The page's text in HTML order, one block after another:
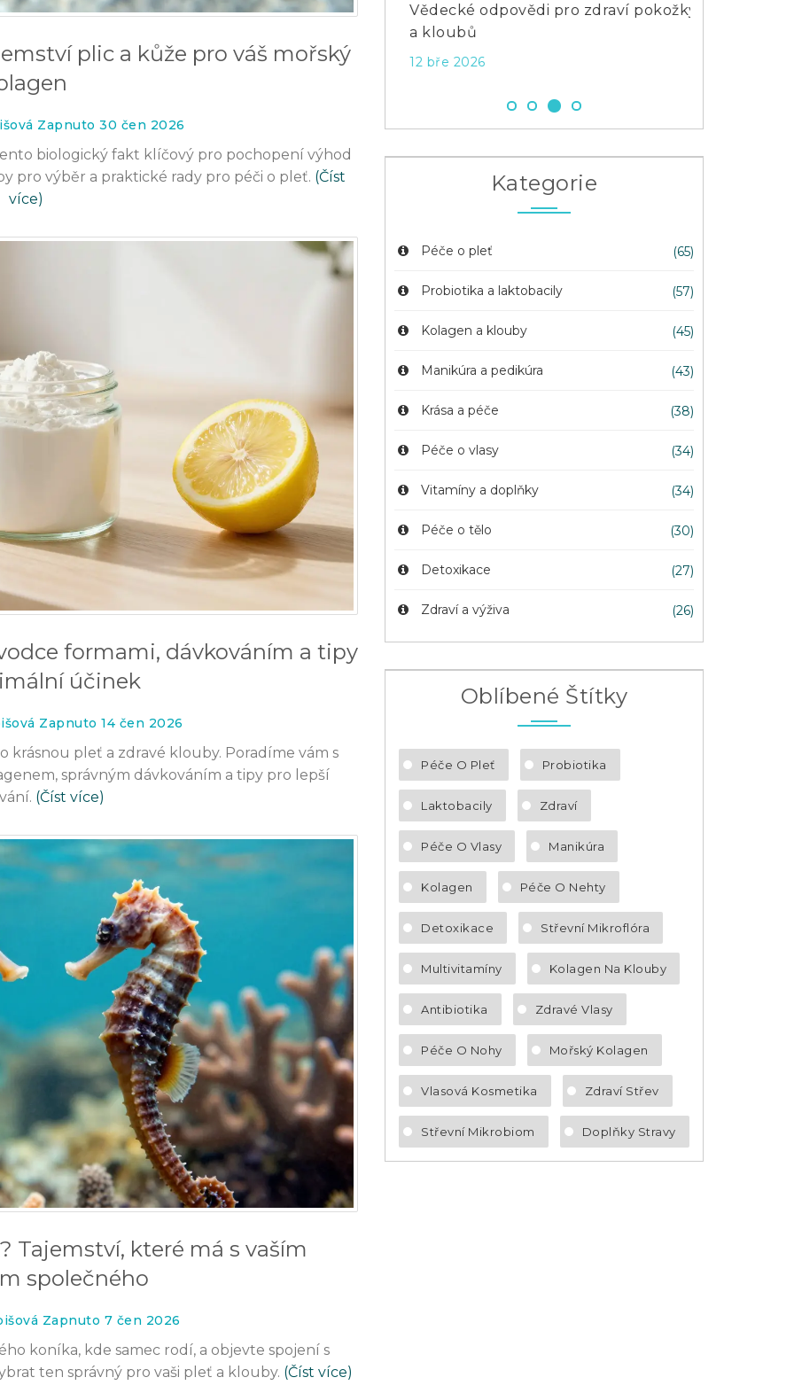
plic a kůže pro váš mořský
Zapnuto 30 čen 2026
biologický fakt klíčový pro pochopení výhod
pro výběr a praktické rady pro péči o pleť. (Číst
více)
formami, dávkováním a tipy
účinek
Zapnuto 14 čen 2026
krásnou pleť a zdravé klouby. Poradíme vám s
správným dávkováním a tipy pro lepší
(Číst více)
Tajemství, které má s vaším
společného
Zapnuto 7 čen 2026
koníka, kde samec rodí, a objevte spojení s
ten správný pro vaši pleť a klouby. (Číst více)
Správné kombinace a nebezpečné
27 led 2026
Vědecké odpovědi pro zdraví pokožky
a kloubů
12 bře 2026
Kategorie
Péče o pleť (65)
Probiotika a laktobacily (57)
Kolagen a klouby (45)
Manikúra a pedikúra (43)
Krása a péče (38)
Péče o vlasy (34)
Vitamíny a doplňky (34)
Péče o tělo (30)
Detoxikace (27)
Zdraví a výživa (26)
Oblíbené Štítky
Péče O Pleť Probiotika
Laktobacily Zdraví
Péče O Vlasy Manikúra
Kolagen Péče O Nehty
Detoxikace Střevní Mikroflóra
Multivitamíny Kolagen Na Klouby
Antibiotika Zdravé Vlasy
Péče O Nohy Mořský Kolagen
Vlasová Kosmetika Zdraví Střev
Střevní Mikrobiom Doplňky Stravy